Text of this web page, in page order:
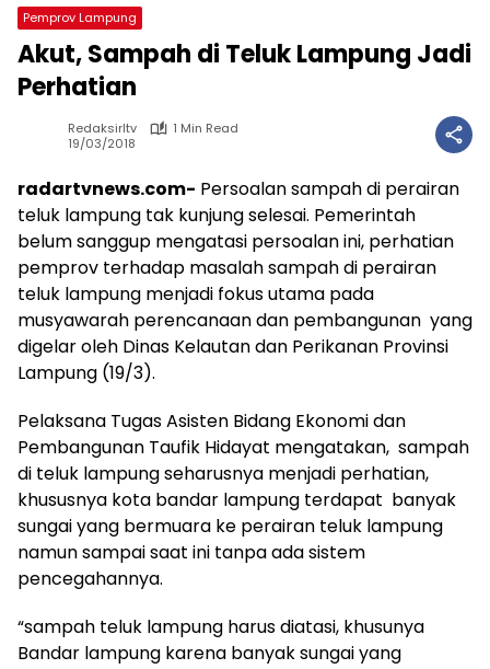
Pemprov Lampung
Akut, Sampah di Teluk Lampung Jadi
Perhatian
Redaksirltv
1 Min Read
19/03/2018
radartvnews.com- Persoalan sampah di perairan
teluk lampung tak kunjung selesai. Pemerintah
belum sanggup mengatasi persoalan ini, perhatian
pemprov terhadap masalah sampah di perairan
teluk lampung menjadi fokus utama pada
musyawarah perencanaan dan pembangunan yang
digelar oleh Dinas Kelautan dan Perikanan Provinsi
Lampung (19/3).
Pelaksana Tugas Asisten Bidang Ekonomi dan
Pembangunan Taufik Hidayat mengatakan, sampah
di teluk lampung seharusnya menjadi perhatian,
khususnya kota bandar lampung terdapat banyak
sungai yang bermuara ke perairan teluk lampung
namun sampai saat ini tanpa ada sistem
pencegahannya.
“sampah teluk lampung harus diatasi, khusunya
Bandar lampung karena banyak sungai yang